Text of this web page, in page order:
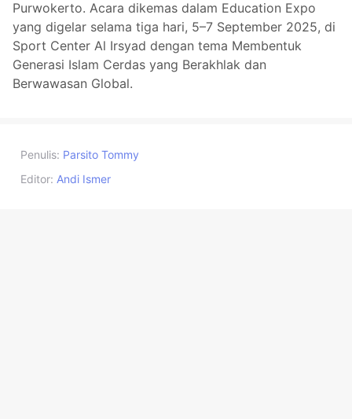
Purwokerto. Acara dikemas dalam Education Expo
yang digelar selama tiga hari, 5–7 September 2025, di
Sport Center Al Irsyad dengan tema Membentuk
Generasi Islam Cerdas yang Berakhlak dan
Berwawasan Global.
Penulis: Parsito Tommy
Editor: Andi Ismer